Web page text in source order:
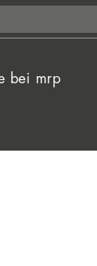
bei mrp